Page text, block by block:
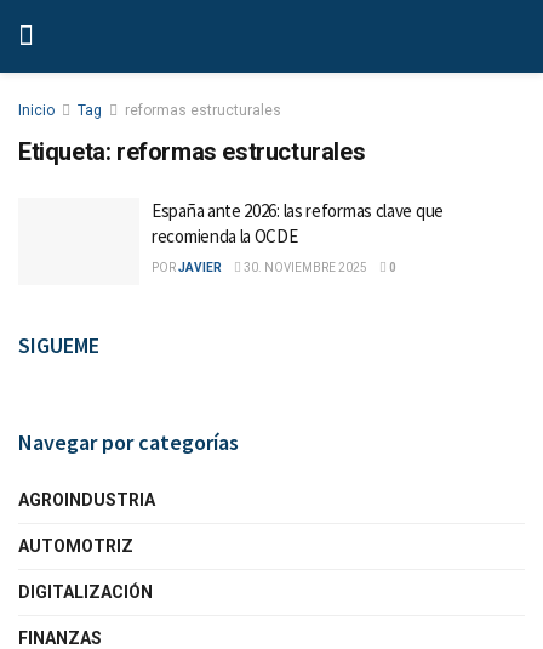
Inicio Tag reformas estructurales
Etiqueta: reformas estructurales
España ante 2026: las reformas clave que
recomienda la OCDE
PORJAVIER 30. NOVIEMBRE 2025 0
SIGUEME
Navegar por categorías
AGROINDUSTRIA
AUTOMOTRIZ
DIGITALIZACIÓN
FINANZAS